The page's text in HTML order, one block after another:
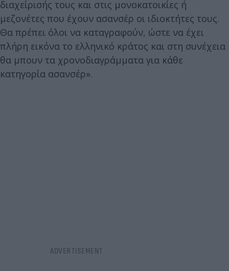
διαχείρισής τους και στις μονοκατοικίες ή
μεζονέτες που έχουν ασανσέρ οι ιδιοκτήτες τους.
Θα πρέπει όλοι να καταγραφούν, ώστε να έχει
πλήρη εικόνα το ελληνικό κράτος και στη συνέχεια
θα μπουν τα χρονοδιαγράμματα για κάθε
κατηγορία ασανσέρ».